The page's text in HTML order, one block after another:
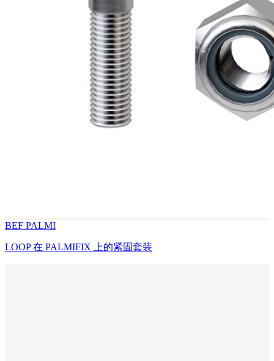
BEF PALMI
LOOP 在 PALMIFIX 上的紧固套装